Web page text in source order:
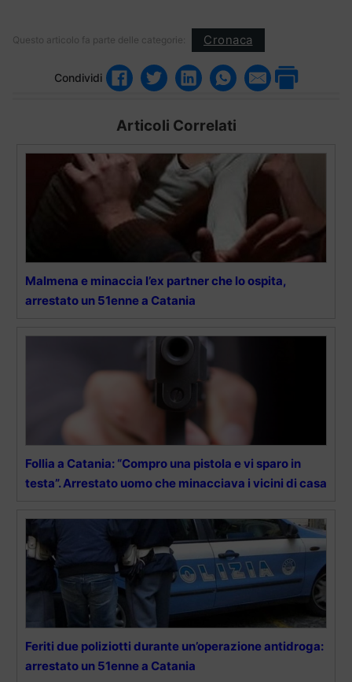
Questo articolo fa parte delle categorie: Cronaca
Condividi
Articoli Correlati
Malmena e minaccia l’ex partner che lo ospita,
arrestato un 51enne a Catania
Follia a Catania: “Compro una pistola e vi sparo in
testa”. Arrestato uomo che minacciava i vicini di casa
Feriti due poliziotti durante un’operazione antidroga:
arrestato un 51enne a Catania